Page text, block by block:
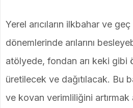
Yerel arıcıların ilkbahar ve
dönemlerinde arılarını
atölyede, fondan arı keki gibi
üretilecek ve dağıtılacak. Bu
ve kovan verimliliğini artırmak